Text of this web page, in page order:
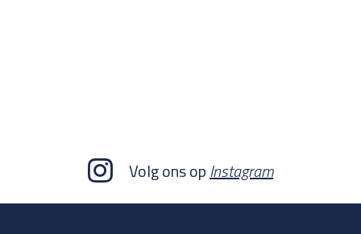
Volg ons opInstagram